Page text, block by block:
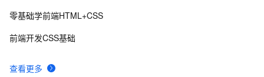
html5+div+CSS+JavaScript-优雅草卓伊凡-做一条关于新
年的代码分享给你们-为了C站的分拼一下子
们，让你的网页设计秒变高大上，面试难题迎刃而解！
查看更多
零基础学前端HTML+CSS
前端开发CSS基础